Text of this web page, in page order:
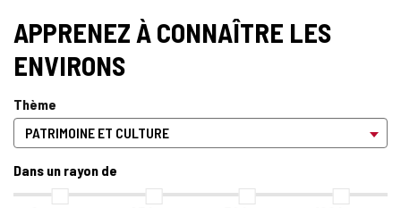
APPRENEZ À CONNAÎTRE LES
ENVIRONS
Thème
Dans un rayon de